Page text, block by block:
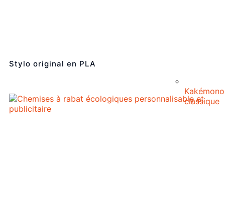
Kakémono
classique
Stylo original en PLA